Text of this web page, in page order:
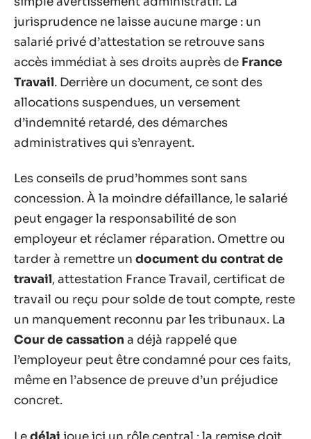
jurisprudence ne laisse aucune marge : un
salarié privé d’attestation se retrouve sans
accès immédiat à ses droits auprès de France
Travail. Derrière un document, ce sont des
allocations suspendues, un versement
d’indemnité retardé, des démarches
administratives qui s’enrayent.
Les conseils de prud’hommes sont sans
concession. À la moindre défaillance, le salarié
peut engager la responsabilité de son
employeur et réclamer réparation. Omettre ou
tarder à remettre un document du contrat de
travail, attestation France Travail, certificat de
travail ou reçu pour solde de tout compte, reste
un manquement reconnu par les tribunaux. La
Cour de cassation a déjà rappelé que
l’employeur peut être condamné pour ces faits,
même en l’absence de preuve d’un préjudice
concret.